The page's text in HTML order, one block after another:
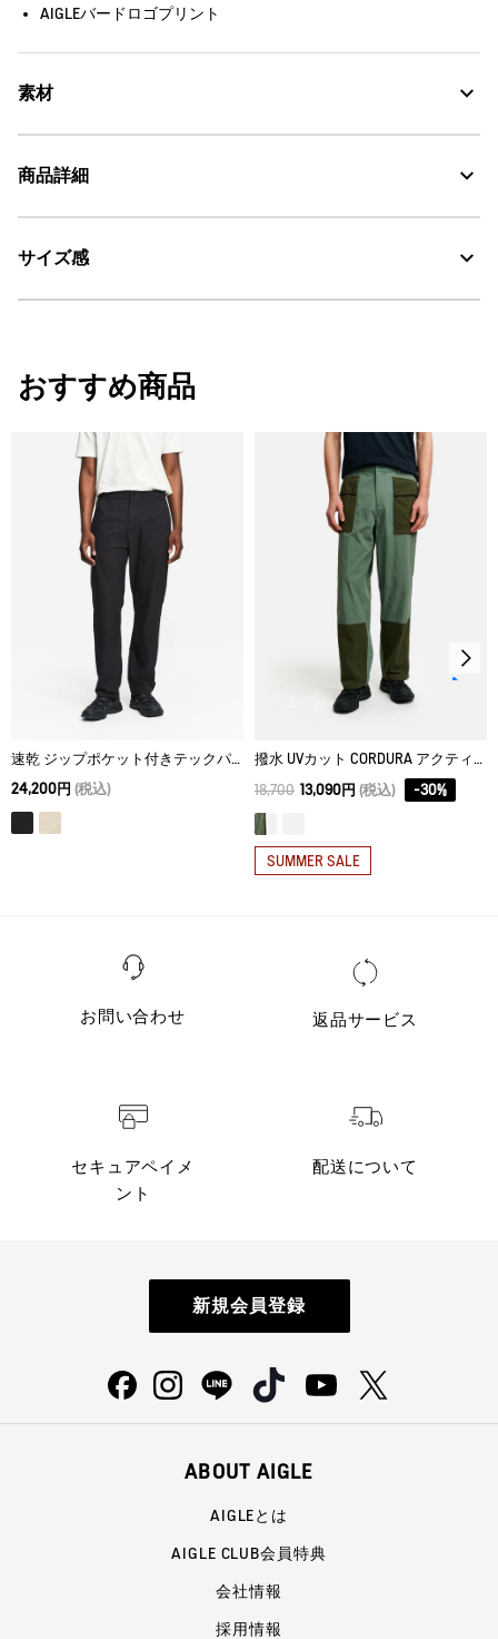
AIGLEバードロゴプリント
素材
30℃を限度とし、通常の洗濯処理。
漂白処理はできない。
脱水後、つり干し乾燥がよい。
アイロン仕上げ処理はできない。
ドライクリーニング処理ができない。
ウェットクリーニング処理ができる。：通常の処理
商品詳細
・色：ノワール（ブラック） (003)
サイズ感
S
M 27
L 27
XL 27
おすすめ商品
速乾 ジップポケット付きテックパンツ
24,200円 (税込)
撥水 UVカット CORDURA アクティブテック パッチポケットパンツ
18,700 13,090円 (税込) -30%
SUMMER SALE
お問い合わせ 返品サービス
セキュアペイメ
ント
配送について
新規会員登録
ABOUT AIGLE
AIGLEとは
AIGLE CLUB会員特典
会社情報
採用情報